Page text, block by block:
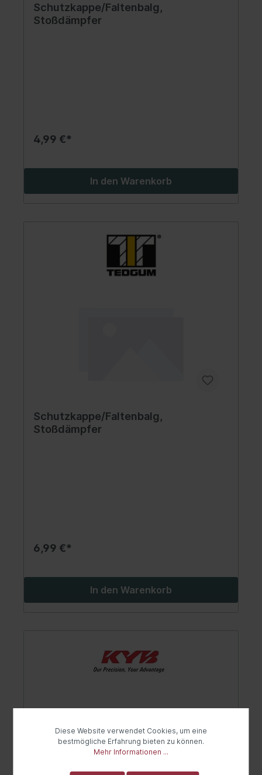
Schutzkappe/Faltenbalg,
Stoßdämpfer
4,99 €*
In den Warenkorb
Schutzkappe/Faltenbalg,
Stoßdämpfer
6,99 €*
In den Warenkorb
Diese Website verwendet Cookies, um eine
bestmögliche Erfahrung bieten zu können.
Mehr Informationen ...